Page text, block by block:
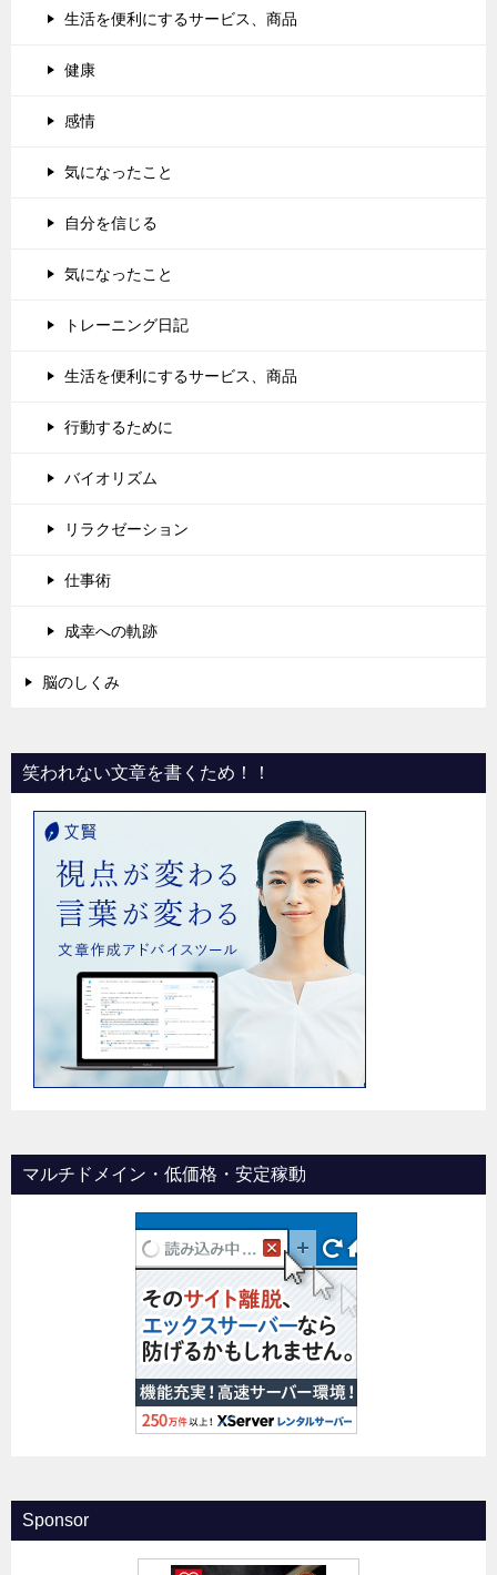
生活を便利にするサービス、商品
健康
感情
気になったこと
自分を信じる
気になったこと
トレーニング日記
生活を便利にするサービス、商品
行動するために
バイオリズム
リラクゼーション
仕事術
成幸への軌跡
脳のしくみ
笑われない文章を書くため！！
マルチドメイン・低価格・安定稼動
Sponsor